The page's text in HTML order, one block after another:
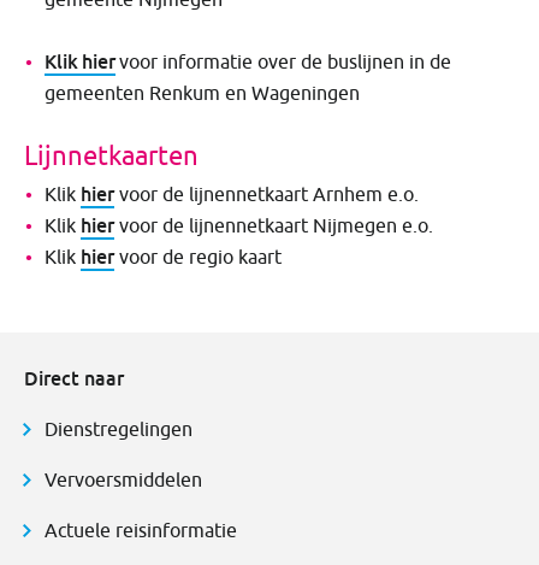
Klik hiervoor informatie over de buslijnen in de
gemeenten Renkum en Wageningen
Lijnnetkaarten
Klik hiervoor de lijnennetkaart Arnhem e.o.
Klik hiervoor de lijnennetkaart Nijmegen e.o.
Klik hiervoor de regio kaart
Direct naar
Dienstregelingen
Vervoersmiddelen
Actuele reisinformatie